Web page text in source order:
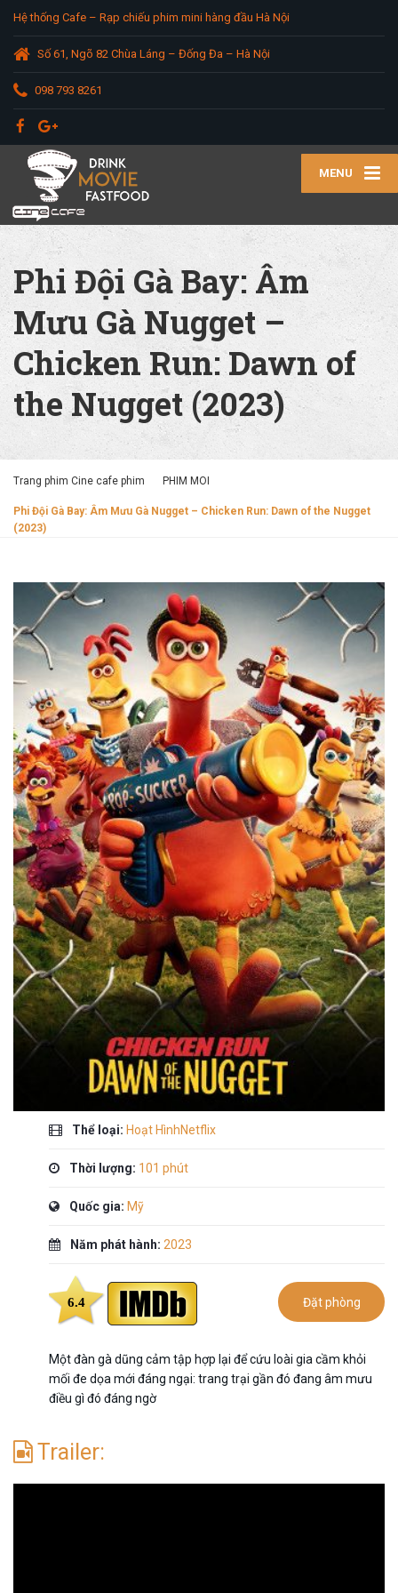
Hệ thống Cafe – Rạp chiếu phim mini hàng đầu Hà Nội
Số 61, Ngõ 82 Chùa Láng – Đống Đa – Hà Nội
098 793 8261
MENU
Phi Đội Gà Bay: Âm
Mưu Gà Nugget –
Chicken Run: Dawn of
the Nugget (2023)
Trang phim Cine cafe phim PHIM MOI
Phi Đội Gà Bay: Âm Mưu Gà Nugget – Chicken Run: Dawn of the Nugget
(2023)
Thể loại: Hoạt HìnhNetflix
Thời lượng: 101 phút
Quốc gia: Mỹ
Năm phát hành: 2023
6.4 Đặt phòng
Một đàn gà dũng cảm tập hợp lại để cứu loài gia cầm khỏi
mối đe dọa mới đáng ngại: trang trại gần đó đang âm mưu
điều gì đó đáng ngờ
Trailer: